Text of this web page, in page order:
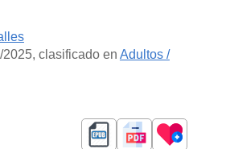
2025, clasificado en Adultos /